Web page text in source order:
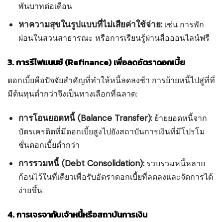
พันบาทต่อเดือน
หาความสุขในรูปแบบที่ไม่เสียค่าใช้จ่าย: เช่น การพัก
ผ่อนในสวนสาธารณะ หรือการเรียนรู้ผ่านสื่อออนไลน์ฟรี
3. การรีไฟแนนซ์ (Refinance) เพื่อลดอัตราดอกเบี้ย
ดอกเบี้ยคือปัจจัยสำคัญที่ทำให้หนี้ลดลงช้า การย้ายหนี้ไปสู่ที่ที่
มีต้นทุนต่ำกว่าจึงเป็นทางเลือกที่ฉลาด:
การโอนยอดหนี้ (Balance Transfer): ย้ายยอดหนี้จาก
บัตรเครดิตที่มีดอกเบี้ยสูงไปยังสถาบันการเงินที่มีโปรโม
ชั่นดอกเบี้ยต่ำกว่า
การรวมหนี้ (Debt Consolidation): รวบรวมหนี้หลาย
ก้อนไว้ในที่เดียวเพื่อรับอัตราดอกเบี้ยที่ลดลงและจัดการได้
ง่ายขึ้น
4. การเจรจากับเจ้าหนี้หรือสถาบันการเงิน